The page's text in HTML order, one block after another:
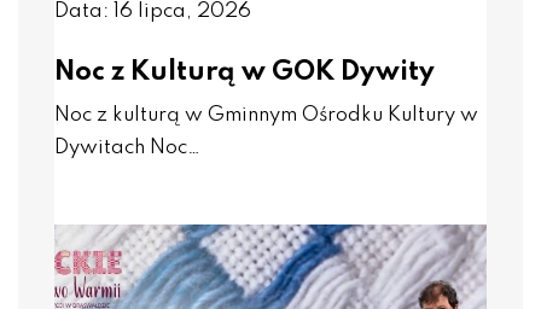
Data: 16 lipca, 2026
Noc z Kulturą w GOK Dywity
Noc z kulturą w Gminnym Ośrodku Kultury w
Dywitach Noc…